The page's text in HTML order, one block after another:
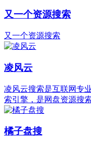
又一个资源搜索
又一个资源搜索
凌风云
凌风云搜索是互联网专
索引擎，是网盘资源搜
橘子盘搜